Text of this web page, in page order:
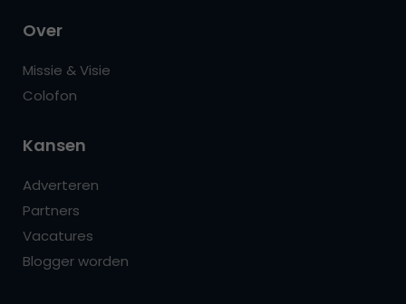
Over
Missie & Visie
Colofon
Kansen
Adverteren
Partners
Vacatures
Blogger worden